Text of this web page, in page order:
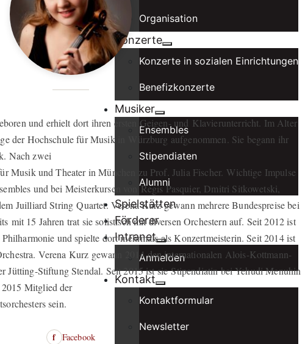
Organisation
Konzerte
Konzerte in sozialen Einrichtungen
Benefizkonzerte
Musiker
Ensembles
Stipendiaten
Alumni
Spielstätten
Förderer
Intranet
Anmelden
Kontakt
Kontaktformular
Newsletter
und erhielt dort ihren ersten Geigen- und Klavierunterricht. Im Alter
der Hochschule für Musik in Würzburg aufgenommen. Sie begann ihr
Nach zwei
Musik und Theater in München zu Prof. Julia Fischer. Wichtige Impulse
und bei Meisterkursen von Regis Pasquier, Dmitri Sitkowetski,
Juilliard String Quartet. Verena Kurz gewann mehrere Bundespreise bei
mit 15 Jahren trat sie solistisch mit diversen Orchestern auf. Seit 2012 ist
und spielte dort mehrmals als Konzertmeisterin. Seit 2014 ist
Verena Kurz gewann 2014 den internationalen Alois-Kottmann-
Jütting-Stiftung Stendal. Seit 2015 ist sie Stipendiatin bei Yehudi Menuhin
Mitglied der
sein.
f Facebook